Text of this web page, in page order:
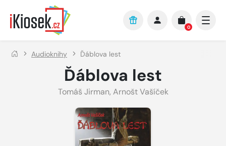
Přejít na hlavní obsah
0
Audioknihy Ďáblova lest
Ďáblova lest
Tomáš Jirman, Arnošt Vašíček